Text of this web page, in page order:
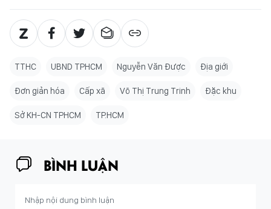
TTHC UBND TPHCM Nguyễn Văn Được Địa giới
Đơn giản hóa Cấp xã Võ Thị Trung Trinh Đặc khu
Sở KH-CN TPHCM TP.HCM
BÌNH LUẬN